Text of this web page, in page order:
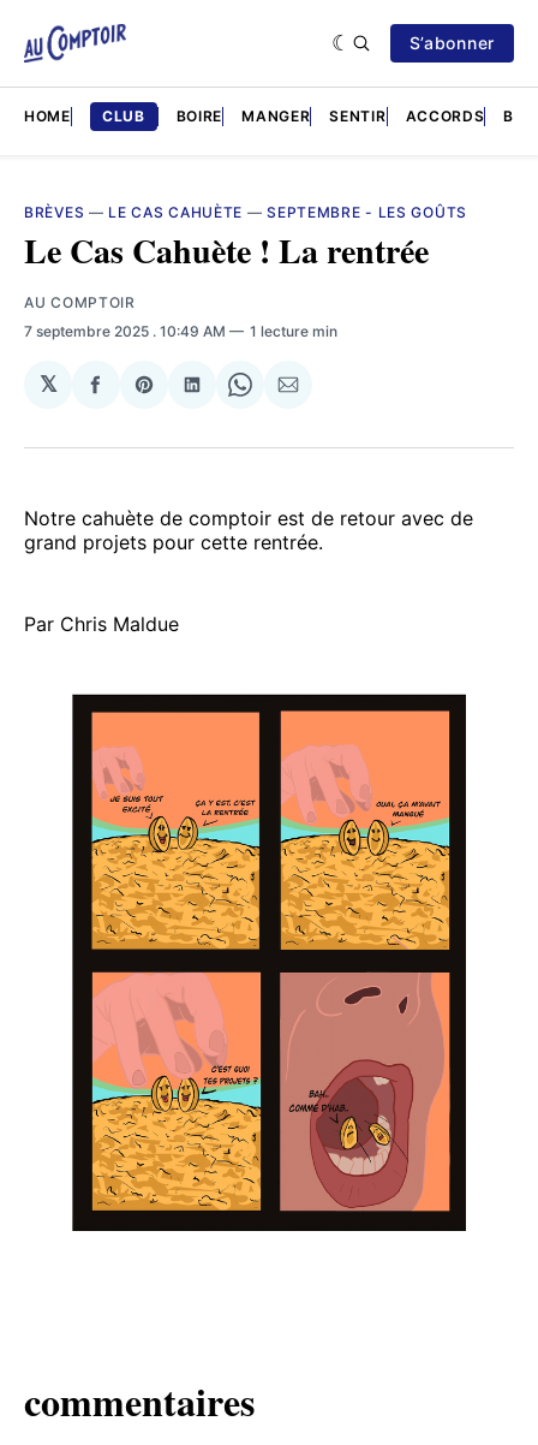
S’abonner
HOME CLUB BOIRE MANGER SENTIR ACCORDS
BRÈVES — LE CAS CAHUÈTE —SEPTEMBRE - LES GOÛTS
Le Cas Cahuète ! La rentrée
AU COMPTOIR
7 septembre 2025 . 10:49 AM 1 lecture min
𝕏
Partager
Facebook
Share
Pinterest
Partager
LinkedIn
Share
WhatsApp
Partager
Courriel
Notre cahuète de comptoir est de retour avec de
grand projets pour cette rentrée.
Par Chris Maldue
commentaires